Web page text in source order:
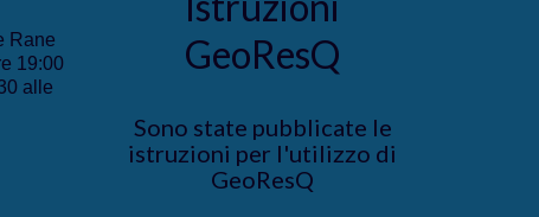
Rane
19:00
alle
GeoResQ
Sono state pubblicate le
istruzioni per l'utilizzo di
GeoResQ